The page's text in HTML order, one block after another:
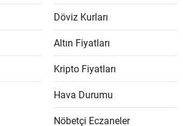
Döviz Kurları
Altın Fiyatları
Kripto Fiyatları
Hava Durumu
Nöbetçi Eczaneler